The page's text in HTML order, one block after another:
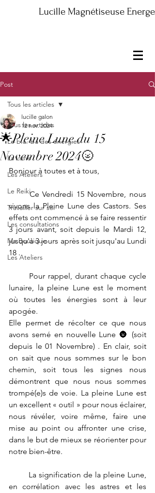
Lucille Magnétiseuse
Post
Tous les articles
Le b.a.-ba des énergies
La Lune
Les Ateliers
Le Reiki
Travailler sur soi
Les consultations
Ma Boutique
Les Ateliers
Tous les articles
🌟Pleine Lune du 15
Novembre 2024🌝
lucille galon
12 nov. 2024
Bonjour à toutes et à tous,
	Ce Vendredi 15 Novembre, nous
vivons la Pleine Lune des Castors. Ses
effets ont commencé à se faire ressentir
3 jours avant, soit depuis le Mardi 12,
jusqu'à 3 jours après soit jusqu'au Lundi
18 .
lunaire, la pleine Lune est le moment
où toutes les énergies sont à leur
apogée.
Elle permet de récolter ce que nous
avons semé en nouvelle Lune 🌚 (soit
depuis le 01 Novembre) . En clair, soit
on sait que nous sommes sur le bon
chemin, soit tous les signes nous
démontrent que nous nous sommes
trompé(e)s de voie. La pleine Lune est
un excellent « outil » pour nous éclairer,
nous révéler, voire même, faire une
mise au point ou affronter une crise,
dans le but de mieux se réorienter pour
notre bien-être.
en corrélation avec les astres et les